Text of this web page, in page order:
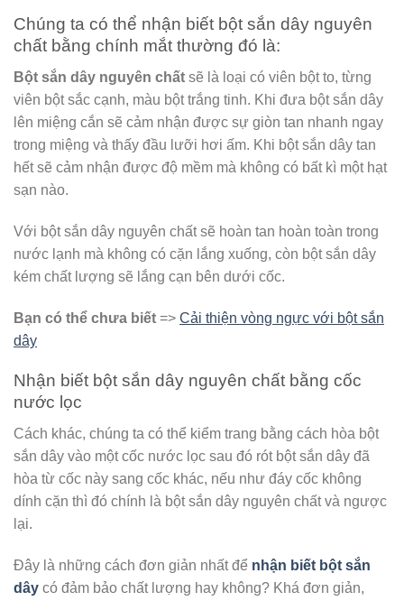
Chúng ta có thể nhận biết bột sắn dây nguyên
chất bằng chính mắt thường đó là:
Bột sắn dây nguyên chất sẽ là loại có viên bột to, từng
viên bột sắc cạnh, màu bột trắng tinh. Khi đưa bột sắn dây
lên miệng cắn sẽ cảm nhận được sự giòn tan nhanh ngay
trong miệng và thấy đầu lưỡi hơi ấm. Khi bột sắn dây tan
hết sẽ cảm nhận được độ mềm mà không có bất kì một hạt
sạn nào.
Với bột sắn dây nguyên chất sẽ hoàn tan hoàn toàn trong
nước lạnh mà không có cặn lắng xuống, còn bột sắn dây
kém chất lượng sẽ lắng cạn bên dưới cốc.
Bạn có thể chưa biết => Cải thiện vòng ngực với bột sắn
dây
Nhận biết bột sắn dây nguyên chất bằng cốc
nước lọc
Cách khác, chúng ta có thể kiểm trang bằng cách hòa bột
sắn dây vào một cốc nước lọc sau đó rót bột sắn dây đã
hòa từ cốc này sang cốc khác, nếu như đáy cốc không
dính cặn thì đó chính là bột sắn dây nguyên chất và ngược
lại.
Đây là những cách đơn giản nhất để nhận biết bột sắn
dây có đảm bảo chất lượng hay không? Khá đơn giản,